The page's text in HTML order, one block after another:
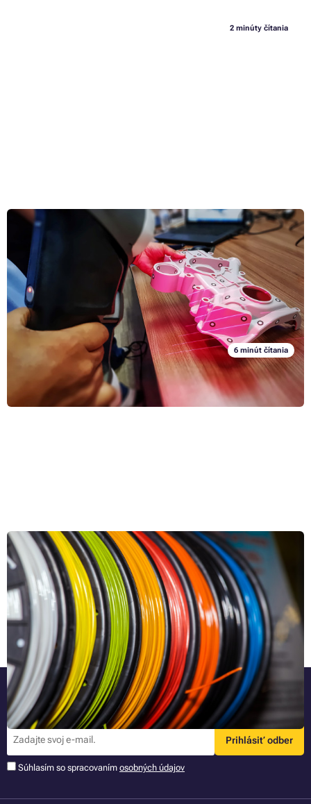
2 minúty čítania
Sprievodca 3D skenermi: aké sú ich výhody a nevýhody?
Ešte pred niekoľkými rokmi technológia zo sci-fi knižiek, dnes bežná
rutina. 3D skenovanie má svoje nezastupiteľné miesto v archeológii,
lekárstve, ale tiež napríklad vo vývoji videohier alebo mapovaní terénu.
V 3D skener už môžeme premeniť aj svoj inteligentný telefón. Viac sa
dozviete v článku.
Celý článok »
6 minút čítania
Ako vybrať správne filamenty pre svoju 3D tlačiareň?
Rovnako ako bežné tlačiarne potrebujú atramentové náplne,
potrebujú 3D tlačiarne plastové struny, z ktorých sa tlačia predmety
rôznych rozmerov. Výber vhodného filamentu určí, ako bude výtlačok
tepelne a mechanicky odolný, či je možné ho použiť ako namáhanú
súčiastku alebo ako zložité ho bude vôbec vyrobiť. Prečítajte si, ako
vybrať správne 3D struny.
Celý článok »
Buďte pri tom ako prvý
Najnovšie informácie o novinkách a akciách priamo na Váš e-mail.
Prihlásiť odber
Súhlasím so spracovaním osobných údajov